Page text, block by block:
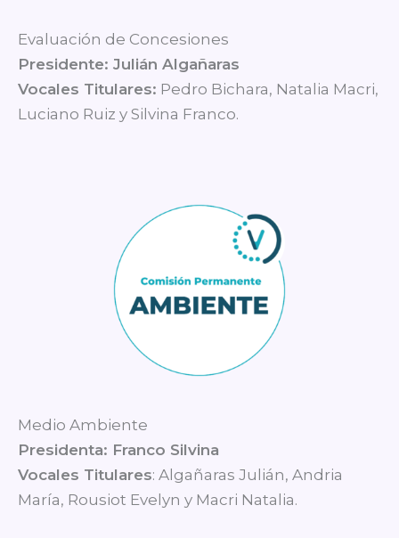
Evaluación de Concesiones
Presidente: Julián Algañaras
Vocales Titulares: Pedro Bichara, Natalia Macri,
Luciano Ruiz y Silvina Franco.
Medio Ambiente
Presidenta: Franco Silvina
Vocales Titulares: Algañaras Julián, Andria
María, Rousiot Evelyn y Macri Natalia.